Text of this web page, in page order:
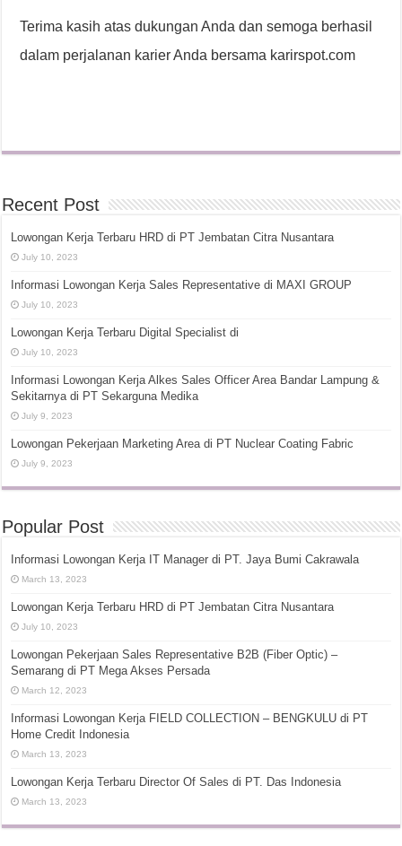
Terima kasih atas dukungan Anda dan semoga berhasil
dalam perjalanan karier Anda bersama karirspot.com
Recent Post
Lowongan Kerja Terbaru HRD di PT Jembatan Citra Nusantara
July 10, 2023
Informasi Lowongan Kerja Sales Representative di MAXI GROUP
July 10, 2023
Lowongan Kerja Terbaru Digital Specialist di
July 10, 2023
Informasi Lowongan Kerja Alkes Sales Officer Area Bandar Lampung &
Sekitarnya di PT Sekarguna Medika
July 9, 2023
Lowongan Pekerjaan Marketing Area di PT Nuclear Coating Fabric
July 9, 2023
Popular Post
Informasi Lowongan Kerja IT Manager di PT. Jaya Bumi Cakrawala
March 13, 2023
Lowongan Kerja Terbaru HRD di PT Jembatan Citra Nusantara
July 10, 2023
Lowongan Pekerjaan Sales Representative B2B (Fiber Optic) –
Semarang di PT Mega Akses Persada
March 12, 2023
Informasi Lowongan Kerja FIELD COLLECTION – BENGKULU di PT
Home Credit Indonesia
March 13, 2023
Lowongan Kerja Terbaru Director Of Sales di PT. Das Indonesia
March 13, 2023